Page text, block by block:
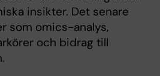
insikter. Det senare
som omics-analys,
och bidrag till